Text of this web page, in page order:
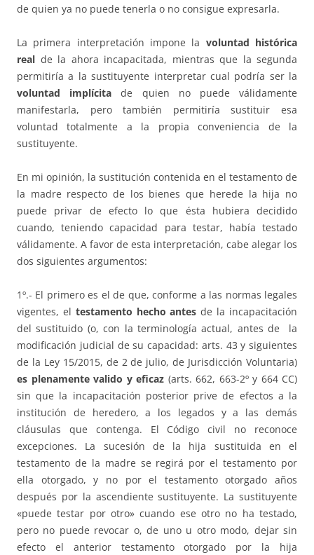
de quien ya no puede tenerla o no consigue expresarla.
La primera interpretación impone la voluntad histórica
real de la ahora incapacitada, mientras que la segunda
permitiría a la sustituyente interpretar cual podría ser la
voluntad implícita de quien no puede válidamente
manifestarla, pero también permitiría sustituir esa
voluntad totalmente a la propia conveniencia de la
sustituyente.
En mi opinión, la sustitución contenida en el testamento de
la madre respecto de los bienes que herede la hija no
puede privar de efecto lo que ésta hubiera decidido
cuando, teniendo capacidad para testar, había testado
válidamente. A favor de esta interpretación, cabe alegar los
dos siguientes argumentos:
1º.- El primero es el de que, conforme a las normas legales
vigentes, el testamento hecho antes de la incapacitación
del sustituido (o, con la terminología actual, antes de la
modificación judicial de su capacidad: arts. 43 y siguientes
de la Ley 15/2015, de 2 de julio, de Jurisdicción Voluntaria)
es plenamente valido y eficaz (arts. 662, 663-2º y 664 CC)
sin que la incapacitación posterior prive de efectos a la
institución de heredero, a los legados y a las demás
cláusulas que contenga. El Código civil no reconoce
excepciones. La sucesión de la hija sustituida en el
testamento de la madre se regirá por el testamento por
ella otorgado, y no por el testamento otorgado años
después por la ascendiente sustituyente. La sustituyente
«puede testar por otro» cuando ese otro no ha testado,
pero no puede revocar o, de uno u otro modo, dejar sin
efecto el anterior testamento otorgado por la hija